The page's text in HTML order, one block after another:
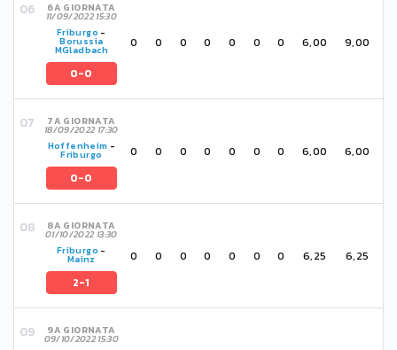
6A GIORNATA
11/09/2022 15:30
Friburgo -
Borussia
MGladbach
0-0
0 0 0 0 0 0 0 6,00 9,00
7A GIORNATA
18/09/2022 17:30
Hoffenheim -
Friburgo
0-0
0 0 0 0 0 0 0 6,00 6,00
8A GIORNATA
01/10/2022 13:30
Friburgo -
Mainz
2-1
0 0 0 0 0 0 0 6,25 6,25
9A GIORNATA
09/10/2022 15:30